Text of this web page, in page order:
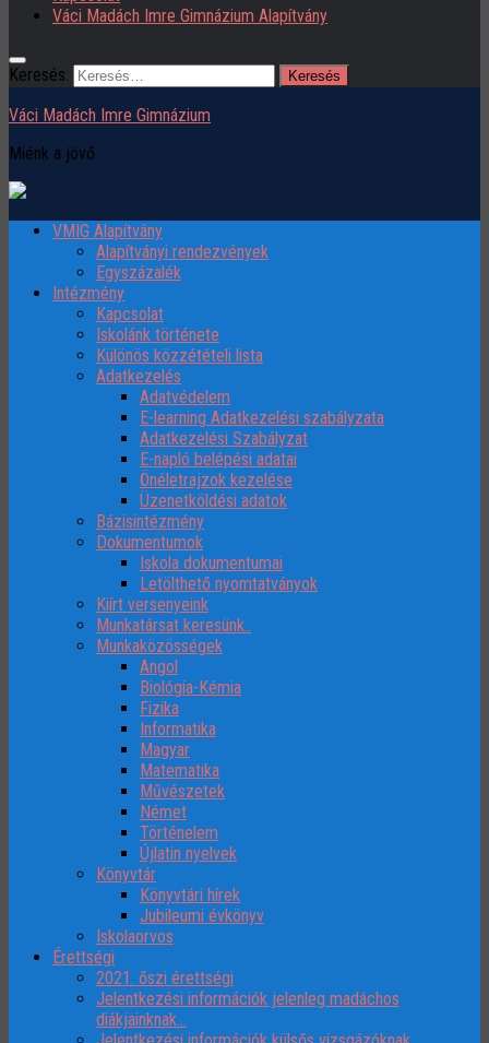
Váci Madách Imre Gimnázium Alapítvány
Keresés:
Váci Madách Imre Gimnázium
Miénk a jövő
VMIG Alapítvány
Alapítványi rendezvények
Egyszázalék
Intézmény
Kapcsolat
Iskolánk története
Különös közzétételi lista
Adatkezelés
Adatvédelem
E-learning Adatkezelési szabályzata
Adatkezelési Szabályzat
E-napló belépési adatai
Önéletrajzok kezelése
Üzenetköldési adatok
Bázisintézmény
Dokumentumok
Iskola dokumentumai
Letölthető nyomtatványok
Kiírt versenyeink
Munkatársat keresünk..
Munkaközösségek
Angol
Biológia-Kémia
Fizika
Informatika
Magyar
Matematika
Művészetek
Német
Történelem
Újlatin nyelvek
Könyvtár
Könyvtári hírek
Jubileumi évkönyv
Iskolaorvos
Érettségi
2021. őszi érettségi
Jelentkezési információk jelenleg madáchos
diákjainknak…